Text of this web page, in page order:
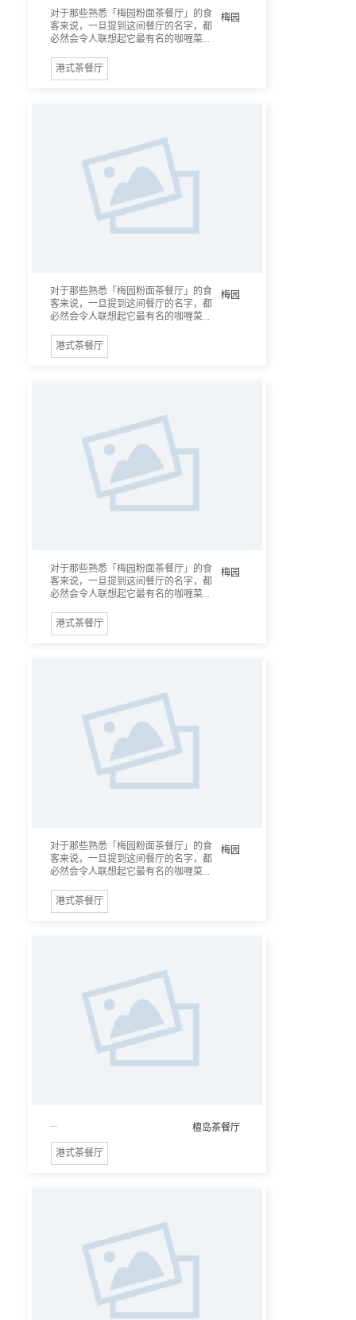
梅园
对于那些熟悉「梅园粉面茶餐厅」的食
客来说，一旦提到这间餐厅的名字，都
必然会令人联想起它最有名的咖喱菜...
港式茶餐厅
梅园
对于那些熟悉「梅园粉面茶餐厅」的食
客来说，一旦提到这间餐厅的名字，都
必然会令人联想起它最有名的咖喱菜...
港式茶餐厅
梅园
对于那些熟悉「梅园粉面茶餐厅」的食
客来说，一旦提到这间餐厅的名字，都
必然会令人联想起它最有名的咖喱菜...
港式茶餐厅
梅园
对于那些熟悉「梅园粉面茶餐厅」的食
客来说，一旦提到这间餐厅的名字，都
必然会令人联想起它最有名的咖喱菜...
港式茶餐厅
檀岛茶餐厅
港式茶餐厅